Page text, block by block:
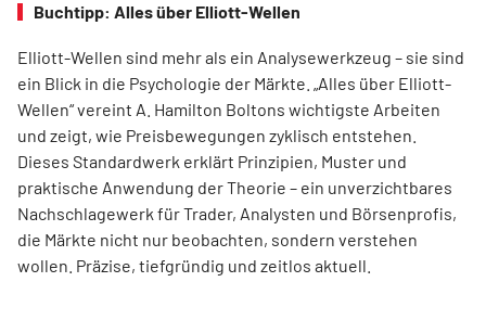
Buchtipp: Alles über Elliott-Wellen
Elliott-Wellen sind mehr als ein Analysewerkzeug – sie sind
ein Blick in die Psychologie der Märkte. „Alles über Elliott-
Wellen“ vereint A. Hamilton Boltons wichtigste Arbeiten
und zeigt, wie Preisbewegungen zyklisch entstehen.
Dieses Standardwerk erklärt Prinzipien, Muster und
praktische Anwendung der Theorie – ein unverzichtbares
Nachschlagewerk für Trader, Analysten und Börsenprofis,
die Märkte nicht nur beobachten, sondern verstehen
wollen. Präzise, tiefgründig und zeitlos aktuell.